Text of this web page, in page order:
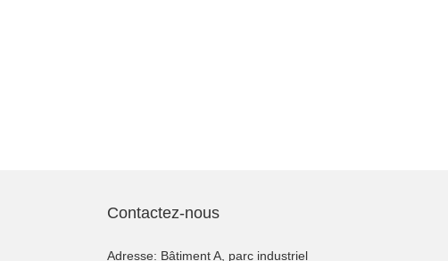
Contactez-nous
Adresse: Bâtiment A, parc industriel